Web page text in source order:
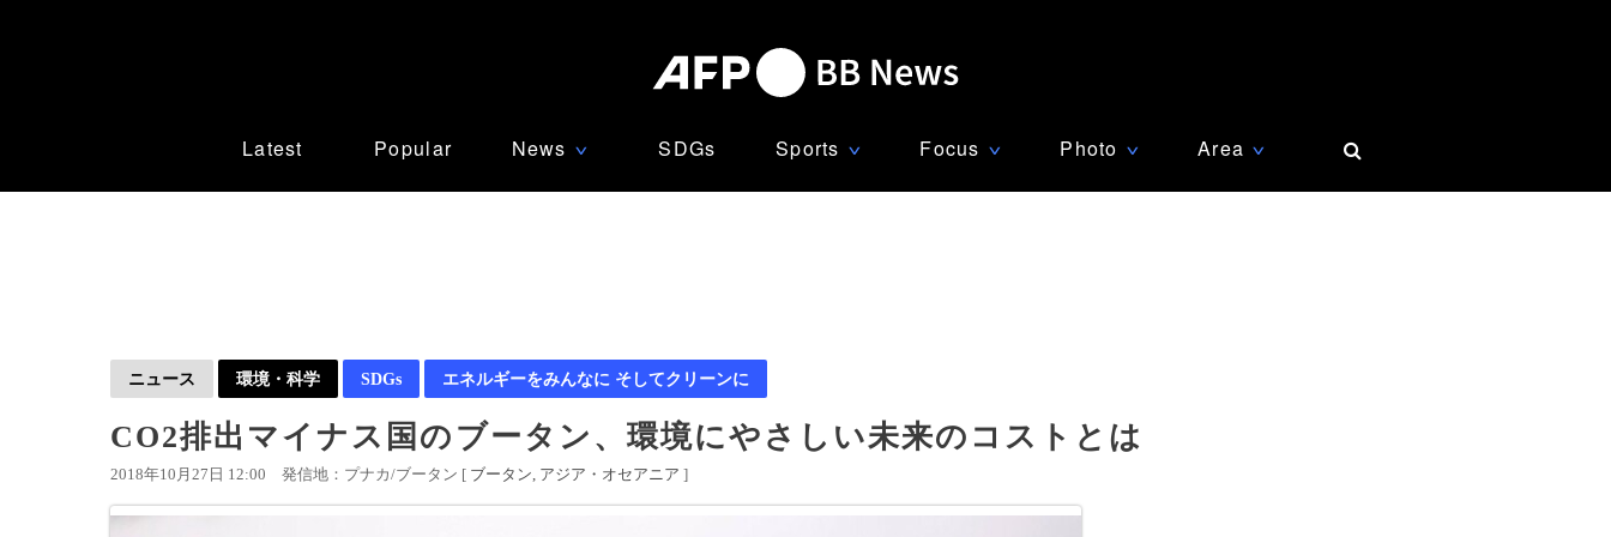
Latest Popular News ∨ SDGs Sports ∨ Focus ∨ Photo ∨ Area ∨
ニュース 環境・科学 SDGs エネルギーをみんなに そしてクリーンに
CO2排出マイナス国のブータン、環境にやさしい未来のコストとは
2018年10月27日 12:00 発信地：プナカ/ブータン [ ブータン アジア・オセアニア ]